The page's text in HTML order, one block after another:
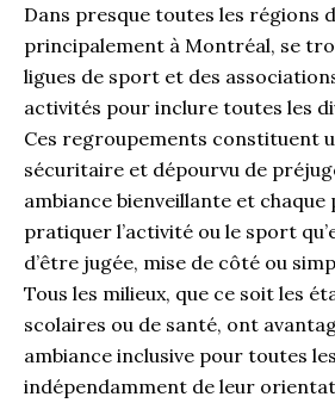
Dans presque toutes les régions
principalement à Montréal, se
ligues de sport et des
activités pour inclure toutes les
Ces regroupements constituent
sécuritaire et dépourvu de
ambiance bienveillante et chaque
pratiquer l’activité ou le sport
d’être jugée, mise de côté ou
Tous les milieux, que ce soit les
scolaires ou de santé, ont
ambiance inclusive pour toutes
indépendamment de leur